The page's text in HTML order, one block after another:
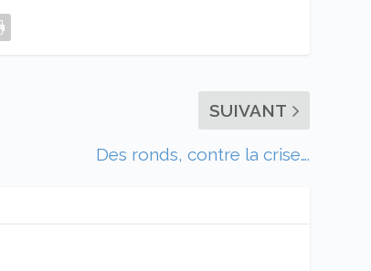
SUIVANT
Des ronds, contre la crise….